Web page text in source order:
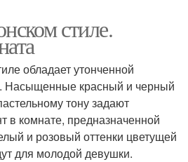
стиле.
обладает утонченной
Насыщенные красный и черный
тону задают
в комнате, предназначенной
и розовый оттенки цветущей
для молодой девушки.